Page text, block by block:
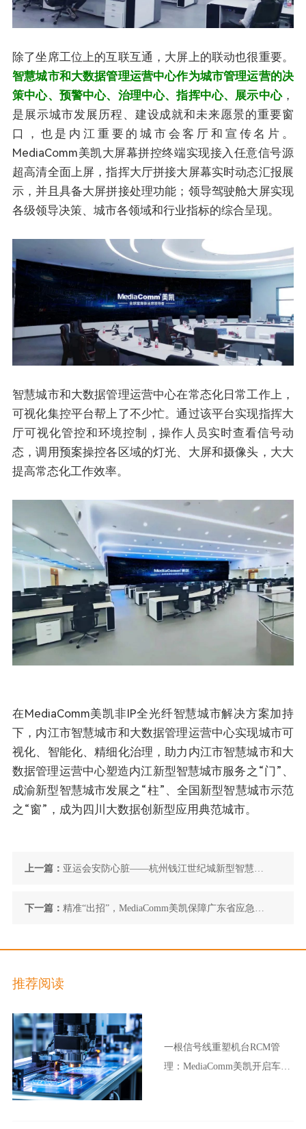
除了坐席工位上的互联互通，大屏上的联动也很重要。
智慧城市和大数据管理运营中心作为城市管理运营的决
策中心、预警中心、治理中心、指挥中心、展示中心，
是展示城市发展历程、建设成就和未来愿景的重要窗
口，也是内江重要的城市会客厅和宣传名片。
MediaComm美凯大屏幕拼控终端实现接入任意信号源
超高清全面上屏，指挥大厅拼接大屏幕实时动态汇报展
示，并且具备大屏拼接处理功能；领导驾驶舱大屏实现
各级领导决策、城市各领域和行业指标的综合呈现。
智慧城市和大数据管理运营中心在常态化日常工作上，
可视化集控平台帮上了不少忙。通过该平台实现指挥大
厅可视化管控和环境控制，操作人员实时查看信号动
态，调用预案操控各区域的灯光、大屏和摄像头，大大
提高常态化工作效率。
在MediaComm美凯非IP全光纤智慧城市解决方案加持
下，内江市智慧城市和大数据管理运营中心实现城市可
视化、智能化、精细化治理，助力内江市智慧城市和大
数据管理运营中心塑造内江新型智慧城市服务之“门”、
成渝新型智慧城市发展之“柱”、全国新型智慧城市示范
之“窗”，成为四川大数据创新型应用典范城市。
上一篇： 亚运会安防心脏——杭州钱江世纪城新型智慧城
市指挥中心已就绪！
下一篇： 精准“出招”，MediaComm美凯保障广东省应急管
推荐阅读
一根信号线重塑机台RCM管
理：MediaComm美凯开启车企